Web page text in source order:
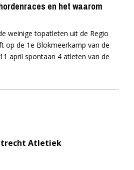
en het waarom
weinige topatleten uit de Regio
op de 1e Blokmeerkamp van de
april spontaan 4 atleten van de
Atletiek